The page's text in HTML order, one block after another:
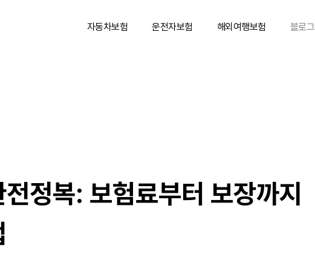
자동차보험 운전자보험 해외여행보험 블로그
정복: 보험료부터 보장까지